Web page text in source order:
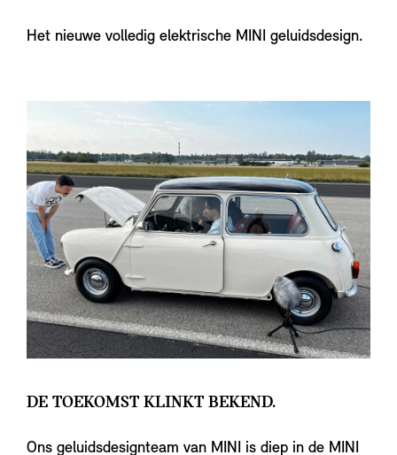
Het nieuwe volledig elektrische MINI geluidsdesign.
DE TOEKOMST KLINKT BEKEND.
Ons geluidsdesignteam van MINI is diep in de MINI